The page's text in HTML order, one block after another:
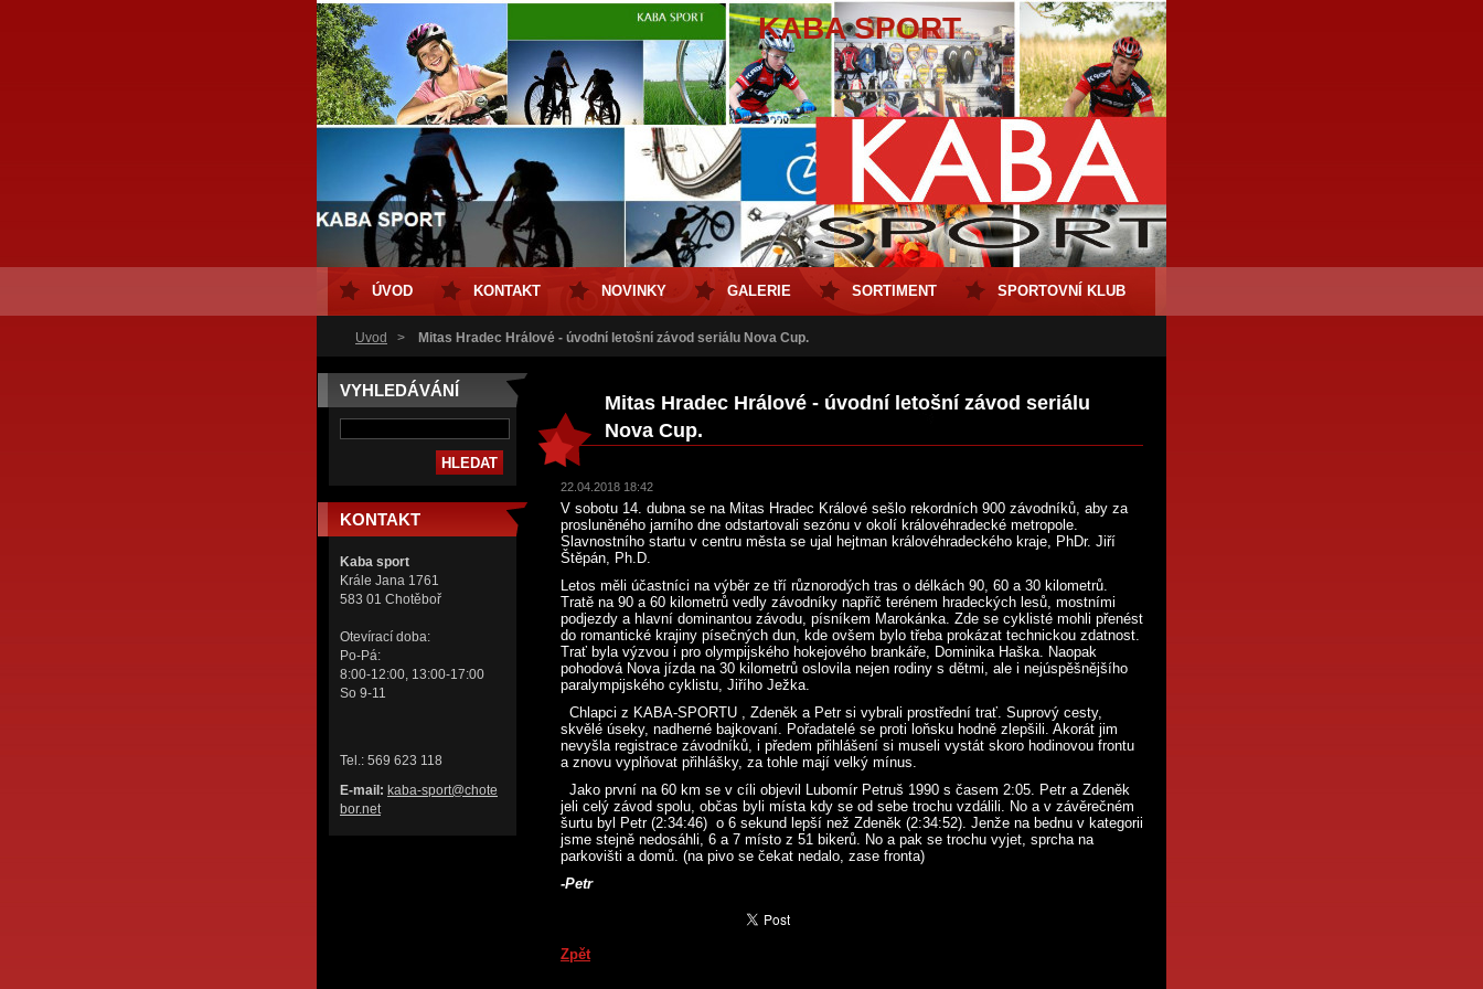
KABA SPORT
Úvod > Mitas Hradec Hrálové - úvodní letošní závod seriálu Nova Cup.
VYHLEDÁVÁNÍ
KONTAKT
Kaba sport
Krále Jana 1761
583 01 Chotěboř
Otevírací doba:
Po-Pá:
8:00-12:00, 13:00-17:00
So 9-11
Tel.: 569 623 118
E-mail: kaba-sport@chote
bor.net
Mitas Hradec Hrálové - úvodní letošní závod seriálu
Nova Cup.
22.04.2018 18:42
V sobotu 14. dubna se na Mitas Hradec Králové sešlo rekordních 900 závodníků, aby za
prosluněného jarního dne odstartovali sezónu v okolí královéhradecké metropole.
Slavnostního startu v centru města se ujal hejtman královéhradeckého kraje, PhDr. Jiří
Štěpán, Ph.D.
Letos měli účastníci na výběr ze tří různorodých tras o délkách 90, 60 a 30 kilometrů.
Tratě na 90 a 60 kilometrů vedly závodníky napříč terénem hradeckých lesů, mostními
podjezdy a hlavní dominantou závodu, písníkem Marokánka. Zde se cyklisté mohli přenést
do romantické krajiny písečných dun, kde ovšem bylo třeba prokázat technickou zdatnost.
Trať byla výzvou i pro olympijského hokejového brankáře, Dominika Haška. Naopak
pohodová Nova jízda na 30 kilometrů oslovila nejen rodiny s dětmi, ale i nejúspěšnějšího
paralympijského cyklistu, Jiřího Ježka.
Chlapci z KABA-SPORTU , Zdeněk a Petr si vybrali prostřední trať. Suprový cesty,
skvělé úseky, nadherné bajkovaní. Pořadatelé se proti loňsku hodně zlepšili. Akorát jim
nevyšla registrace závodníků, i předem přihlášení si museli vystát skoro hodinovou frontu
a znovu vyplňovat přihlášky, za tohle mají velký mínus.
Jako první na 60 km se v cíli objevil Lubomír Petruš 1990 s časem 2:05. Petr a Zdeněk
jeli celý závod spolu, občas byli místa kdy se od sebe trochu vzdálili. No a v závěrečném
šurtu byl Petr (2:34:46) o 6 sekund lepší než Zdeněk (2:34:52). Jenže na bednu v kategorii
jsme stejně nedosáhli, 6 a 7 místo z 51 bikerů. No a pak se trochu vyjet, sprcha na
parkovišti a domů. (na pivo se čekat nedalo, zase fronta)
-Petr
Zpět
ÚVOD KONTAKT NOVINKY GALERIE SORTIMENT SPORTOVNÍ KLUB